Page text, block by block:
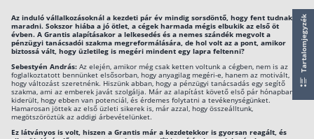
Balesetbiztosítás
Csoportos életbiztosítás
Kockázati életbiztosítás 🛡
Euróalapú megtakarításos életbiztosítás
Megtakarítással kombinált életbiztosítás
Az induló vállalkozásoknál a kezdeti pár év mindig sorsdöntő, hogy fent tudnak-e
maradni. Sokszor hiába a jó ötlet, a cégek harmada mégis elbukik az első öt
évben. A Grantis alapításakor a lelkesedés és a nemes szándék megvolt a
pénzügyi tanácsadói szakma megreformálására, de hol volt az a pont, amikor
biztossá vált, hogy üzletileg is megéri mindent egy lapra feltenni?
Sebestyén András: Az elején, amikor még csak ketten voltunk a cégben, nem is az
foglalkoztatott bennünket elsősorban, hogy anyagilag megéri-e, hanem az motivált,
hogy változást szeretnénk. Hiszünk abban, hogy a pénzügyi tanácsadás egy segítő
szakma, ami az emberek javát szolgálja. Már az alapítást követő első pár hónapban
kiderült, hogy ebben van potenciál, és érdemes folytatni a tevékenységünket.
Hamarosan jöttek az első üzleti sikerek is, már azzal, hogy összeálltunk,
megötszöröztük az addigi árbevételünket.
Ez látványos is volt, hiszen a Grantis már a kezdetekkor is gyorsan reagált, és
Tartalomjegyzék